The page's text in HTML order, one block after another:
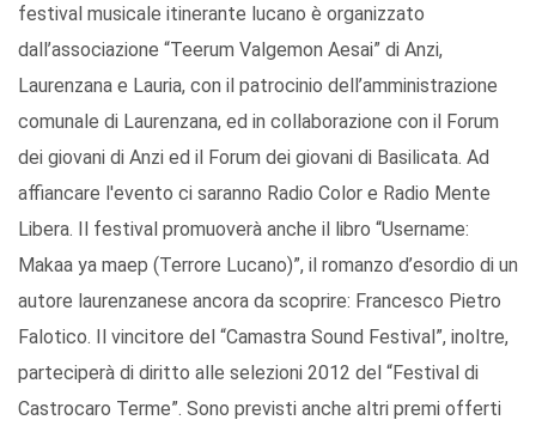
festival musicale itinerante lucano è organizzato
dall’associazione “Teerum Valgemon Aesai” di Anzi,
Laurenzana e Lauria, con il patrocinio dell’amministrazione
comunale di Laurenzana, ed in collaborazione con il Forum
dei giovani di Anzi ed il Forum dei giovani di Basilicata. Ad
affiancare l'evento ci saranno Radio Color e Radio Mente
Libera. Il festival promuoverà anche il libro “Username:
Makaa ya maep (Terrore Lucano)”, il romanzo d’esordio di un
autore laurenzanese ancora da scoprire: Francesco Pietro
Falotico. Il vincitore del “Camastra Sound Festival”, inoltre,
parteciperà di diritto alle selezioni 2012 del “Festival di
Castrocaro Terme”. Sono previsti anche altri premi offerti